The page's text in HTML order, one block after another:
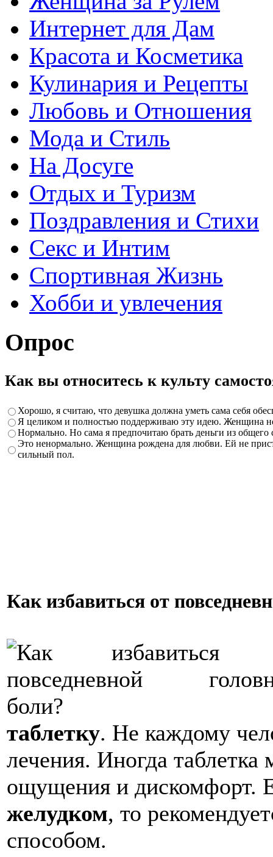
Интернет для Дам
Красота и Косметика
Кулинария и Рецепты
Любовь и Отношения
Мода и Стиль
На Досуге
Отдых и Туризм
Поздравления и Стихи
Секс и Интим
Спортивная Жизнь
Хобби и увлечения
Опрос
Как вы относитесь к культу
Хорошо, я считаю, что девушка должна уметь сама себя
Я целиком и полностью поддерживаю эту идею. Женщина
Нормально. Но сама я предпочитаю брать деньги из общего
Это ненормально. Женщина рождена для любви. Ей не
сильный пол.
Как избавиться от
таблетку. Не каждому
лечения. Иногда
ощущения и дискомфорт.
желудком, то
способом.